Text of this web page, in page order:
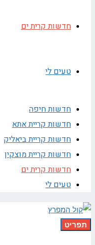
חדשות קרית ים
טעים לי
חדשות חיפה
חדשות קריית אתא
חדשות קריית ביאליק
חדשות קריית מוצקין
חדשות קרית ים
טעים לי
תפריט